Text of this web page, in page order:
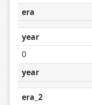
era
year
0
year
era_2